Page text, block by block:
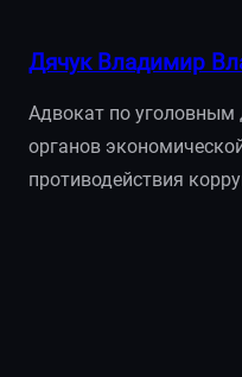
Дячук Владимир
Адвокат по
органов
противодействия